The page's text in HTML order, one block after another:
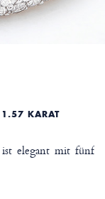
1.57 KARAT
elegant mit fünf